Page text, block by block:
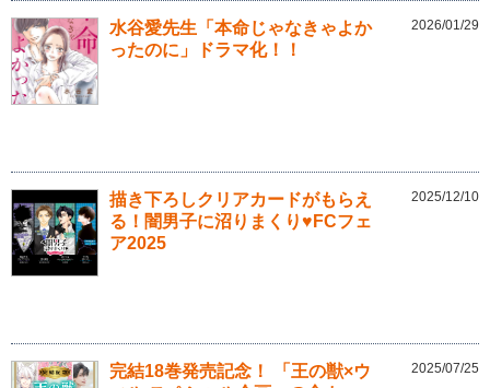
水谷愛先生「本命じゃなきゃよか
ったのに」ドラマ化！！
2026/01/29
描き下ろしクリアカードがもらえ
る！闇男子に沼りまくり♥FCフェ
ア2025
2025/12/10
完結18巻発売記念！ 「王の獣×ウ
2025/07/25